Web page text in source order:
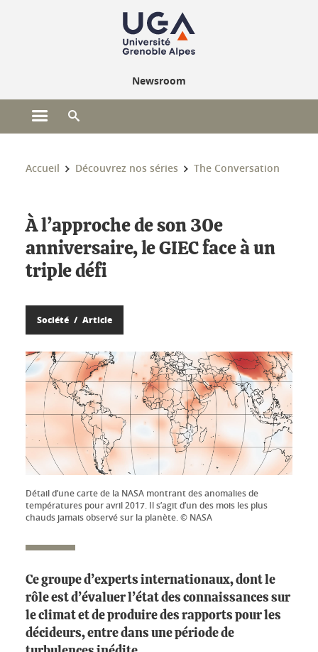
Newsroom
Ouvrir le menu principal
Vous êtes ici :
Accueil Découvrez nos séries The Conversation
À l’approche de son 30e
anniversaire, le GIEC face à un
triple défi
Société Article
Détail d’une carte de la NASA montrant des anomalies de
températures pour avril 2017. Il s’agit d’un des mois les plus
chauds jamais observé sur la planète. © NASA
Ce groupe d’experts internationaux, dont le
rôle est d’évaluer l’état des connaissances sur
le climat et de produire des rapports pour les
décideurs, entre dans une période de